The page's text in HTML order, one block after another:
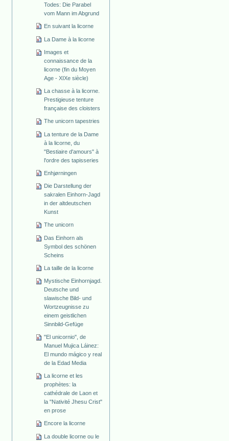
Todes: Die Parabel
vom Mann im Abgrund
En suivant la licorne
La Dame à la licorne
Images et
connaissance de la
licorne (fin du Moyen
Age - XIXe siècle)
La chasse à la licorne.
Prestigieuse tenture
française des cloisters
The unicorn tapestries
La tenture de la Dame
à la licorne, du
"Bestiaire d'amours" à
l'ordre des tapisseries
Enhjørningen
Die Darstellung der
sakralen Einhorn-Jagd
in der altdeutschen
Kunst
The unicorn
Das Einhorn als
Symbol des schönen
Scheins
La taille de la licorne
Mystische Einhornjagd.
Deutsche und
slawische Bild- und
Wortzeugnisse zu
einem geistlichen
Sinnbild-Gefüge
"El unicornio", de
Manuel Mujica Láinez:
El mundo mágico y real
de la Edad Media
La licorne et les
prophètes: la
cathédrale de Laon et
la "Nativité Jhesu Crist"
en prose
Encore la licorne
La double licorne ou le